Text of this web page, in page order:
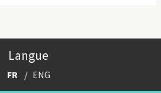
Langue
FR ENG